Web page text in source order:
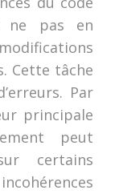
ne pas en
Cette tâche
Par
principale
peut
certains